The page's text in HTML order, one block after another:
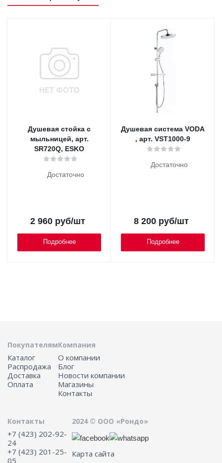
Душевая стойка с
мыльницей, арт.
SR720Q, ESKO
Достаточно
2 960руб/шт
Подробнее
Душевая система VODA
, арт. VST1000-9
Достаточно
8 200руб/шт
Подробнее
Покупателям
Каталог
Распродажа
Доставка
Оплата
Компания
О компании
Блог
Новости компании
Магазины
Контакты
Контакты
+7 (423) 202-92-
24
+7 (423) 201-25-
05
2024 © ООО «Рондо»
Карта сайта